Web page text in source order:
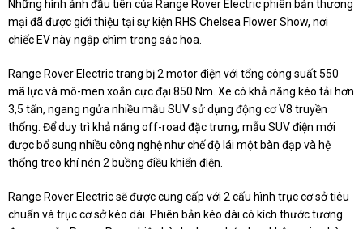
Những hình ảnh đầu tiên của Range Rover Electric phiên bản thương
mại đã được giới thiệu tại sự kiện RHS Chelsea Flower Show, nơi
chiếc EV này ngập chìm trong sắc hoa.
Range Rover Electric trang bị 2 motor điện với tổng công suất 550
mã lực và mô-men xoắn cực đại 850 Nm. Xe có khả năng kéo tải hơn
3,5 tấn, ngang ngửa nhiều mẫu SUV sử dụng động cơ V8 truyền
thống. Để duy trì khả năng off-road đặc trưng, mẫu SUV điện mới
được bổ sung nhiều công nghệ như chế độ lái một bàn đạp và hệ
thống treo khí nén 2 buồng điều khiển điện.
Range Rover Electric sẽ được cung cấp với 2 cấu hình trục cơ sở tiêu
chuẩn và trục cơ sở kéo dài. Phiên bản kéo dài có kích thước tương